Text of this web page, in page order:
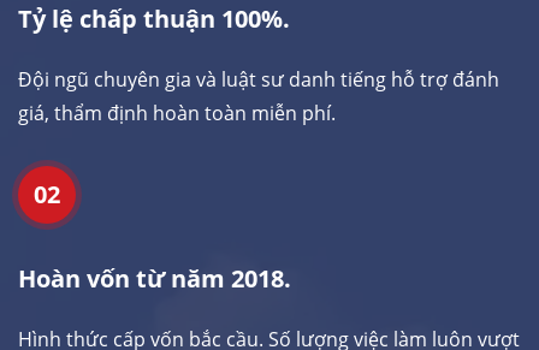
Tỷ lệ chấp thuận 100%.
Đội ngũ chuyên gia và luật sư danh tiếng hỗ trợ đánh
giá, thẩm định hoàn toàn miễn phí.
02
Hoàn vốn từ năm 2018.
Hình thức cấp vốn bắc cầu. Số lượng việc làm luôn vượt